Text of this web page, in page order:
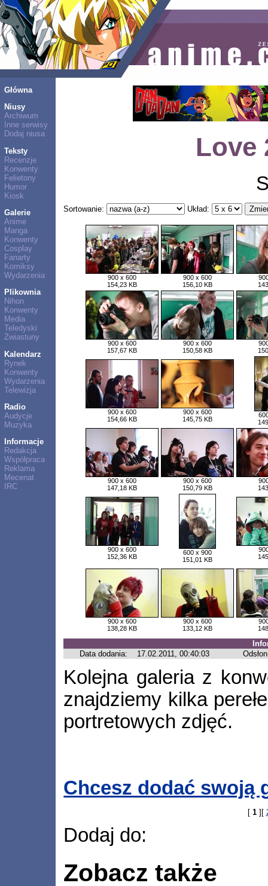
Główna
Niusy
Archiwum
Inne serwisy
Dodaj niusa
Teksty
Recenzje
Konwenty
Felietony
Humor
Kiosk
Galerie
Anime
Manga
Konwenty
Cosplay
Fanarty
Komiksy
Wydarzenia
Plikownia
Nihon
Konwenty
Media
Teledyski
Zwiastuny
Kalendarz
Rynek
Konwenty
Wydarzenia
Telewizja
Radio
Audycje
Muzyka
Informacje
Redakcja
Współpraca
Reklama
Mecenat
IRC
Love
Sortowanie: Układ:
900 x 600
154,23 KB
900 x 600
156,10 KB
900 x 600
157,67 KB
900 x 600
150,58 KB
900 x 600
154,66 KB
900 x 600
145,75 KB
900 x 600
147,18 KB
900 x 600
150,79 KB
900 x 600
152,36 KB
600 x 900
151,01 KB
900 x 600
138,28 KB
900 x 600
133,12 KB
Data dodania:
17.02.2011, 00:40:03
Kolejna galeria z
znajdziemy kilka
portretowych zdjęć.
Chcesz dodać swoją
[ 1][
Dodaj do:
Zobacz także